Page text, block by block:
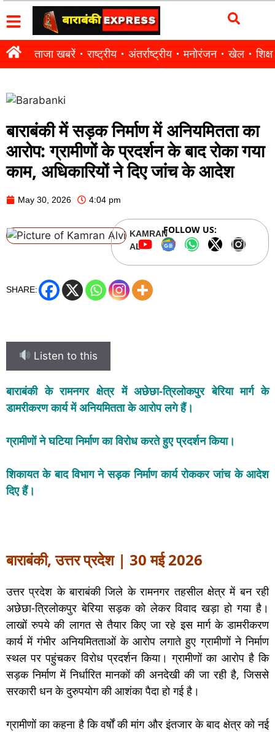
ताजा खबरें राष्ट्रीय अंतर्राष्ट्रीय मनोरंजन खेल शिक्षा
बाराबंकी में सड़क निर्माण में अनियमितता का
आरोप: ग्रामीणों के प्रदर्शन के बाद रोका गया
काम, अधिकारियों ने दिए जांच के आदेश
May 30, 2026 4:04 pm
KAMRAN
ALVI
FOLLOW US:
SHARE:
Listen to this
बाराबंकी के रामनगर क्षेत्र में अछेछा-त्रिलोकपुर बेरिया मार्ग के
डामरीकरण कार्य में अनियमितता के आरोप लगे हैं।
ग्रामीणों ने घटिया निर्माण का विरोध करते हुए प्रदर्शन किया।
शिकायत के बाद विभाग ने सड़क निर्माण कार्य रोककर जांच के आदेश
दिए हैं।
बाराबंकी, उत्तर प्रदेश | 30 मई 2026
उत्तर प्रदेश के बाराबंकी जिले के रामनगर तहसील क्षेत्र में बन रही
अछेछा-त्रिलोकपुर बेरिया सड़क को लेकर विवाद खड़ा हो गया है।
लाखों रुपये की लागत से तैयार किए जा रहे इस मार्ग के डामरीकरण
कार्य में गंभीर अनियमितताओं के आरोप लगाते हुए ग्रामीणों ने निर्माण
स्थल पर पहुंचकर विरोध प्रदर्शन किया। ग्रामीणों का आरोप है कि
सड़क निर्माण में निर्धारित मानकों की अनदेखी की जा रही है, जिससे
सरकारी धन के दुरुपयोग की आशंका पैदा हो गई है।
ग्रामीणों का कहना है कि वर्षों की मांग और इंतजार के बाद क्षेत्र को नई